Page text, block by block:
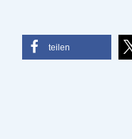
teilen